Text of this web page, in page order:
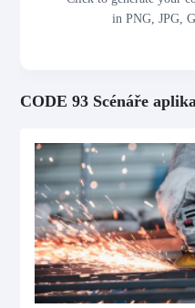
in PNG, JPG,
CODE 93 Scénáře